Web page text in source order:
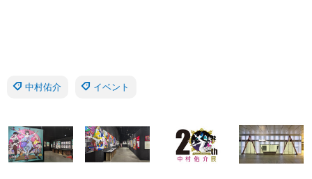
中村佑介 イベント